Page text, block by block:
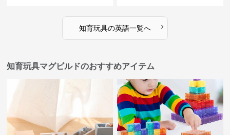
知育玩具の英語一覧へ ›
知育玩具マグビルドのおすすめアイテム